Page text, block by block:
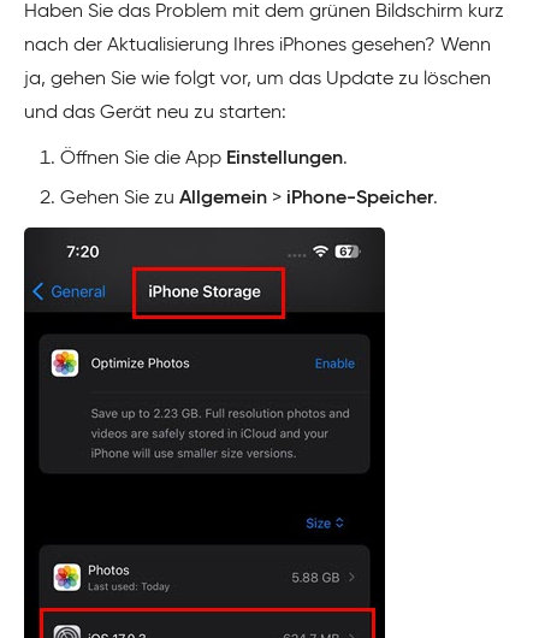
Haben Sie das Problem mit dem grünen Bildschirm kurz
nach der Aktualisierung Ihres iPhones gesehen? Wenn
ja, gehen Sie wie folgt vor, um das Update zu löschen
und das Gerät neu zu starten:
Öffnen Sie die App Einstellungen.
Gehen Sie zu Allgemein > iPhone-Speicher.